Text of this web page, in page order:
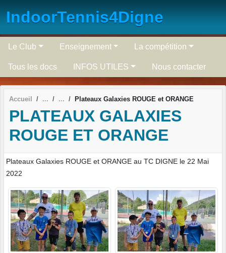
IndoorTennis4Digne
Le Club Enseignement La compétition
Tous les docs INFOS UTILES Nous contacter
Accueil Plateaux Galaxies ROUGE et ORANGE
PLATEAUX GALAXIES
ROUGE ET ORANGE
Plateaux Galaxies ROUGE et ORANGE au TC DIGNE le 22 Mai
2022